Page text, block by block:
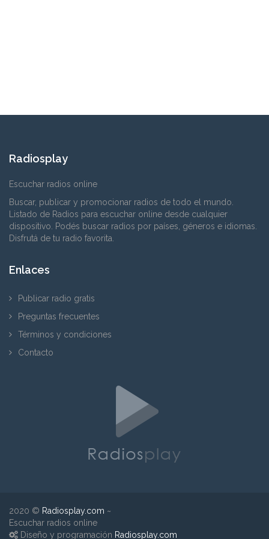
Radiosplay
Escuchar radios online
Buscar, publicar y promocionar radios de todo el mundo.
Listado de Radios para escuchar online desde cualquier
dispositivo. Podés buscar radios por países, géneros e idiomas.
Disfrutá de tu radio favorita.
Enlaces
Publicar radio gratis
Preguntas frecuentes
Términos y condiciones
Contacto
2020 © Radiosplay.com ~
Escuchar radios online
Diseño y programación Radiosplay.com